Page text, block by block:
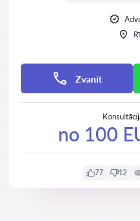
Zvanīt
no 100
77 12